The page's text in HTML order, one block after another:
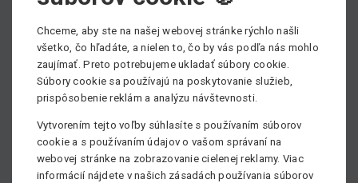
Pohon
S pevným ramenom
Chceme, aby ste na našej webovej stránke rýchlo našli
všetko, čo hľadáte, a nielen to, čo by vás podľa nás mohlo
zaujímať. Preto potrebujeme ukladať súbory cookie.
Súbory cookie sa používajú na poskytovanie služieb,
prispôsobenie reklám a analýzu návštevnosti.
Vytvorením tejto voľby súhlasíte s používaním súborov
cookie a s používaním údajov o vašom správaní na
webovej stránke na zobrazovanie cielenej reklamy. Viac
informácií nájdete v našich zásadách používania súborov